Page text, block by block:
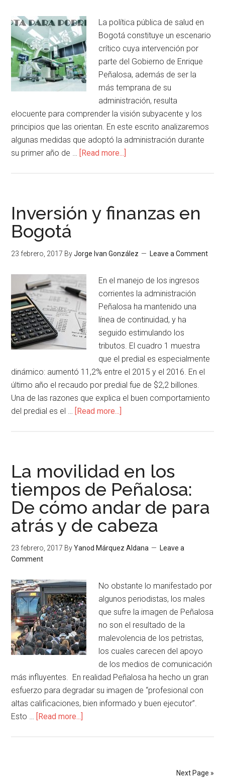
La política pública de salud en
Bogotá constituye un escenario
crítico cuya intervención por
parte del Gobierno de Enrique
Peñalosa, además de ser la
más temprana de su
administración, resulta
elocuente para comprender la visión subyacente y los
principios que las orientan. En este escrito analizaremos
algunas medidas que adoptó la administración durante
su primer año de … [Read more...]
Inversión y finanzas en
Bogotá
23 febrero, 2017 ByJorge Ivan González Leave a Comment
En el manejo de los ingresos
corrientes la administración
Peñalosa ha mantenido una
línea de continuidad, y ha
seguido estimulando los
tributos. El cuadro 1 muestra
que el predial es especialmente
dinámico: aumentó 11,2% entre el 2015 y el 2016. En el
último año el recaudo por predial fue de $2,2 billones.
Una de las razones que explica el buen comportamiento
del predial es el … [Read more...]
La movilidad en los
tiempos de Peñalosa:
De cómo andar de para
atrás y de cabeza
23 febrero, 2017 ByYanod Márquez Aldana
Leave a
Comment
No obstante lo manifestado por
algunos periodistas, los males
que sufre la imagen de Peñalosa
no son el resultado de la
malevolencia de los petristas,
los cuales carecen del apoyo
de los medios de comunicación
más influyentes. En realidad Peñalosa ha hecho un gran
esfuerzo para degradar su imagen de “profesional con
altas calificaciones, bien informado y buen ejecutor”.
Esto … [Read more...]
Next Page »